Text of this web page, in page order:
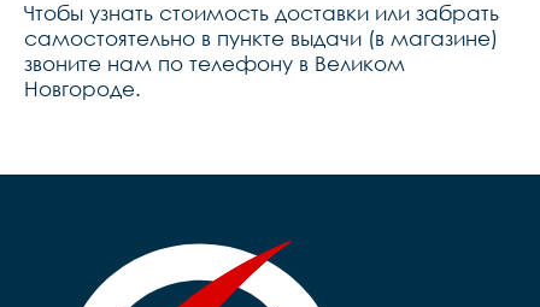
Чтобы узнать стоимость доставки или забрать
самостоятельно в пункте выдачи (в магазине)
звоните нам по телефону в Великом
Новгороде.